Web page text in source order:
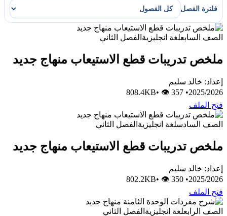
فلترة الفصل
الصف السابعلغة انجليزيةالفصل الثاني
ملخص تدريبات قطع الاستيعاب منهاج جديد
إعداد: خالد سليم
2025/2026
•
808.4KB
• 👁 357
فتح الملف
الصف السادسلغة انجليزيةالفصل الثاني
ملخص تدريبات قطع الاستيعاب منهاج جديد
إعداد: خالد سليم
2025/2026
•
802.2KB
• 👁 350
فتح الملف
الصف الرابعلغة انجليزيةالفصل الثاني